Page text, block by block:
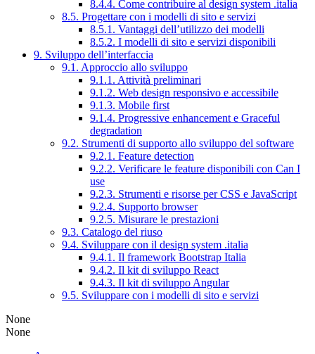
8.4.4. Come contribuire al design system .italia
8.5. Progettare con i modelli di sito e servizi
8.5.1. Vantaggi dell’utilizzo dei modelli
8.5.2. I modelli di sito e servizi disponibili
9. Sviluppo dell’interfaccia
9.1. Approccio allo sviluppo
9.1.1. Attività preliminari
9.1.2. Web design responsivo e accessibile
9.1.3. Mobile first
9.1.4. Progressive enhancement e Graceful
degradation
9.2. Strumenti di supporto allo sviluppo del software
9.2.1. Feature detection
9.2.2. Verificare le feature disponibili con Can I
use
9.2.3. Strumenti e risorse per CSS e JavaScript
9.2.4. Supporto browser
9.2.5. Misurare le prestazioni
9.3. Catalogo del riuso
9.4. Sviluppare con il design system .italia
9.4.1. Il framework Bootstrap Italia
9.4.2. Il kit di sviluppo React
9.4.3. Il kit di sviluppo Angular
9.5. Sviluppare con i modelli di sito e servizi
None
None